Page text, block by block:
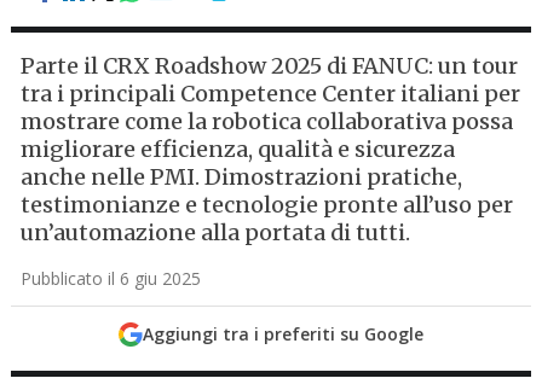
Parte il CRX Roadshow 2025 di FANUC: un tour
tra i principali Competence Center italiani per
mostrare come la robotica collaborativa possa
migliorare efficienza, qualità e sicurezza
anche nelle PMI. Dimostrazioni pratiche,
testimonianze e tecnologie pronte all’uso per
un’automazione alla portata di tutti.
Pubblicato il 6 giu 2025
Aggiungi tra i preferiti su Google